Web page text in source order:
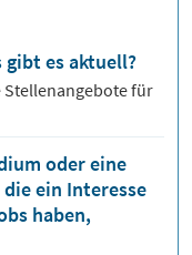
gibt es aktuell?
Stellenangebote für
oder eine
ein Interesse
haben,